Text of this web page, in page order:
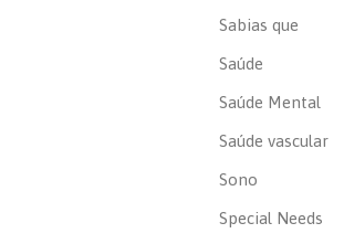
Sabias que
Saúde
Saúde Mental
Saúde vascular
Sono
Special Needs